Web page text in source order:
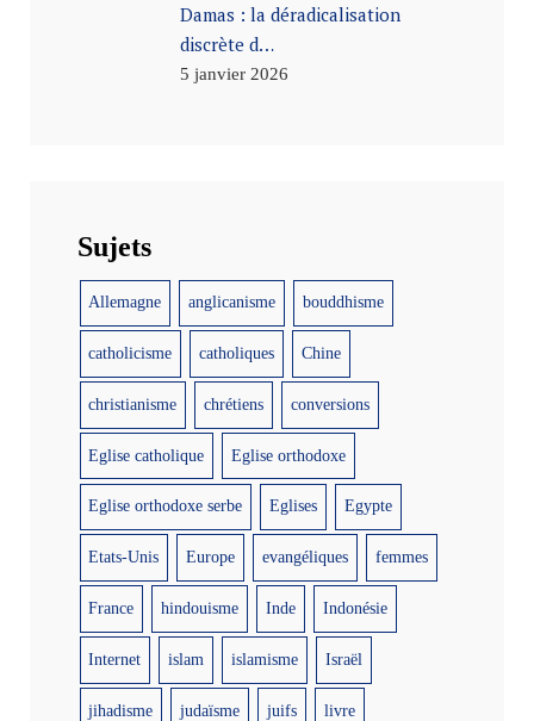
Damas : la déradicalisation
discrète d…
5 janvier 2026
Sujets
Allemagne anglicanisme bouddhisme
catholicisme catholiques Chine
christianisme chrétiens conversions
Eglise catholique Eglise orthodoxe
Eglise orthodoxe serbe Eglises Egypte
Etats-Unis Europe evangéliques femmes
France hindouisme Inde Indonésie
Internet islam islamisme Israël
jihadisme judaïsme juifs livre